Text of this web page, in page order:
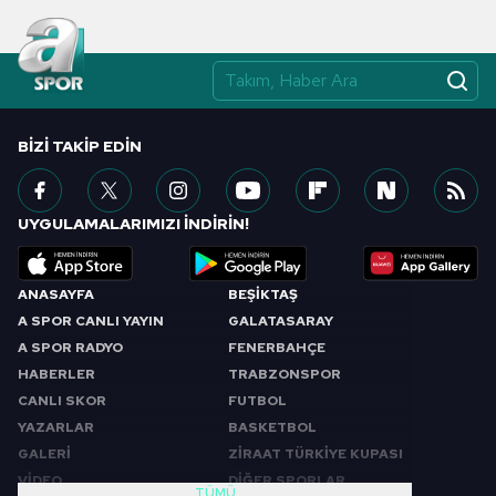
ANASAYFA
A SPOR CANLI YAYIN
A SPOR RADYO
HABERLER
CANLI SKOR
YAZARLAR
GALERİ
VİDEO
BEŞİKTAŞ
GALATASARAY
FENERBAHÇE
TRABZONSPOR
FUTBOL
BASKETBOL
ZİRAAT TÜRKİYE KUPASI
DİĞER SPORLAR
TÜMÜ
BIZI TAKIP EDIN
UYGULAMALARIMIZI İNDİRİN!